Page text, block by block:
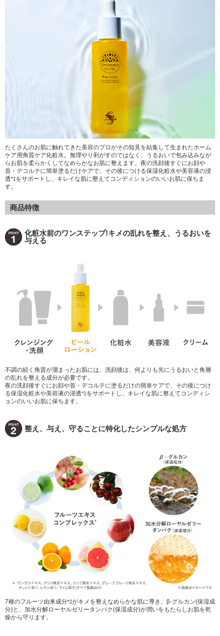
たくさんのお肌に触れてきた美容のプロがその知見を結集して生まれたホーム
ケア用角質ケア化粧水。無理やり剥がすのではなく、うるおいで包み込みなが
らお肌を柔らかくしてなめらかなお肌に整えます。夜の洗顔後すぐにお顔や
首・デコルテに簡単塗るだけケアで、その後につける保湿化粧水や美容液の浸
透*1 をサポートし、キレイな肌に整えてコンディションのいいお肌に保ちま
す。
商品特徴
化粧水前のワンステップ!キメの乱れを整え、うるおいを
与える
不調の続く角質が溜まったお肌には、洗顔後は、何よりも先にうるおいと角層
の乱れを整える成分が必要です。
夜の洗顔後すぐにお顔や首・デコルテに塗るだけの簡単ケアで、その後につけ
る保湿化粧水や美容液の浸透*1 をサポートし、キレイな肌に整えてコンディシ
ョンのいいお肌に保ちます。
整え、与え、守ることに特化したシンプルな処方
7種のフルーツ由来成分*2がキメを整えなめらかな肌に導き、β-グルカン(保湿成
分)と、加水分解ローヤルゼリータンパク(保湿成分)が潤いをもたらしお肌を乾
燥から守ります。